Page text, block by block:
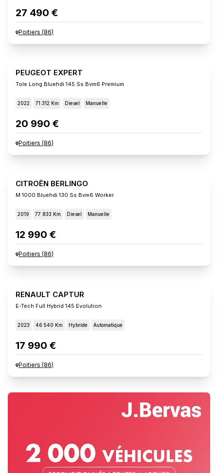
27 490 €
Poitiers (86)
PEUGEOT EXPERT
Tole Long Bluehdi 145 Ss Bvm6 Premium
2022 71 312 Km Diesel Manuelle
20 990 €
Poitiers (86)
CITROËN BERLINGO
M 1000 Bluehdi 130 Ss Bvm6 Worker
2019 77 833 Km Diesel Manuelle
12 990 €
Poitiers (86)
RENAULT CAPTUR
E-Tech Full Hybrid 145 Evolution
2023 46 540 Km Hybride Automatique
17 990 €
Poitiers (86)